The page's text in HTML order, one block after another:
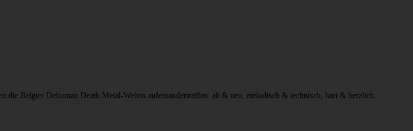
die Belgier Dehuman Death Metal-Welten aufeinandertreffen: alt & neu, melodisch & technisch, hart & herzlich.